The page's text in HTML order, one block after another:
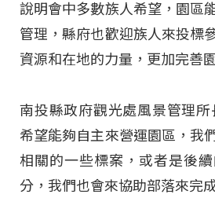
說明會中多數族人希望，園區
管理，縣府也歡迎族人來投標
資源和在地的力量，更加完善
南投縣政府觀光處風景管理
希望能夠自主來營運園區，我
相關的一些標案，或者是後
分，我們也會來協助部落來完成